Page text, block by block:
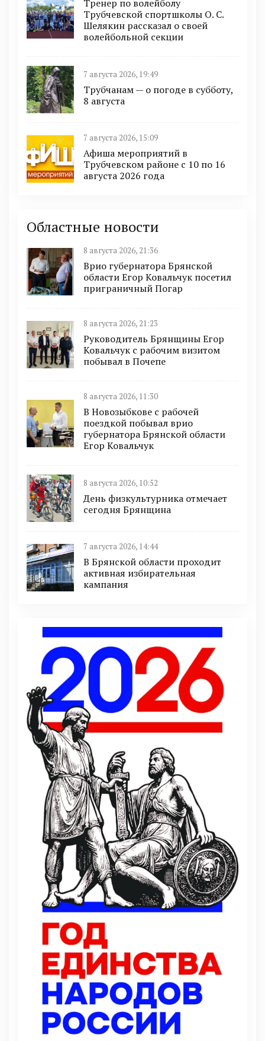
Тренер по волейболу
Трубчевской спортшколы О. С.
Шелякин рассказал о своей
волейбольной секции
7 августа 2026, 19:49
Трубчанам — о погоде в субботу,
8 августа
7 августа 2026, 15:09
Афиша мероприятий в
Трубчевском районе с 10 по 16
августа 2026 года
Областные новости
8 августа 2026, 21:36
Врио губернатора Брянской
области Егор Ковальчук посетил
приграничный Погар
8 августа 2026, 21:23
Руководитель Брянщины Егор
Ковальчук с рабочим визитом
побывал в Почепе
8 августа 2026, 11:30
В Новозыбкове с рабочей
поездкой побывал врио
губернатора Брянской области
Егор Ковальчук
8 августа 2026, 10:52
День физкультурника отмечает
сегодня Брянщина
7 августа 2026, 14:44
В Брянской области проходит
активная избирательная
кампания